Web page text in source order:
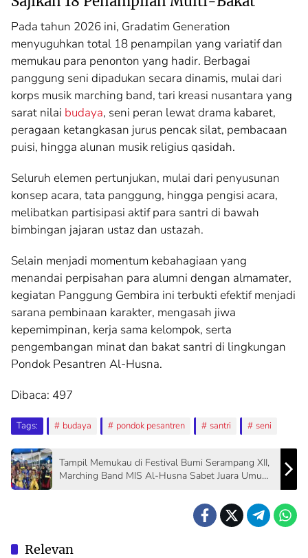
Pada tahun 2026 ini, Gradatim Generation
menyuguhkan total 18 penampilan yang variatif dan
memukau para penonton yang hadir. Berbagai
panggung seni dipadukan secara dinamis, mulai dari
korps musik marching band, tari kreasi nusantara yang
sarat nilai budaya, seni peran lewat drama kabaret,
peragaan ketangkasan jurus pencak silat, pembacaan
puisi, hingga alunan musik religius qasidah.
Seluruh elemen pertunjukan, mulai dari penyusunan
konsep acara, tata panggung, hingga pengisi acara,
melibatkan partisipasi aktif para santri di bawah
bimbingan jajaran ustaz dan ustazah.
Selain menjadi momentum kebahagiaan yang
menandai perpisahan para alumni dengan almamater,
kegiatan Panggung Gembira ini terbukti efektif menjadi
sarana pembinaan karakter, mengasah jiwa
kepemimpinan, kerja sama kelompok, serta
pengembangan minat dan bakat santri di lingkungan
Pondok Pesantren Al-Husna.
Dibaca: 497
Tags: budaya pondok pesantren santri seni
Tampil Memukau di Festival Bumi Serampang XII,
Marching Band MIS Al-Husna Sabet Juara Umum
Relevan